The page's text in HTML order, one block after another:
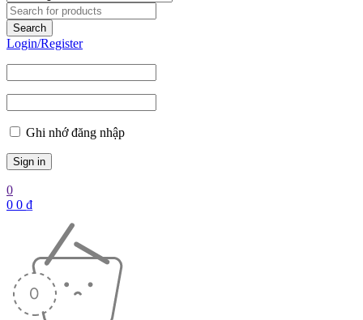
Login/Register
Ghi nhớ đăng nhập
0
0 0 ₫